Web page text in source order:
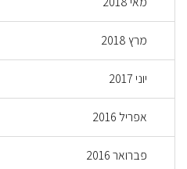
מרץ 2018
יוני 2017
אפריל 2016
פברואר 2016